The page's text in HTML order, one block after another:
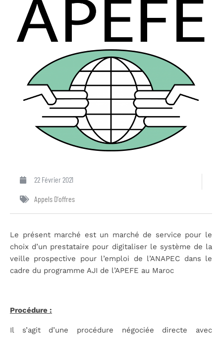
22 Février 2021
Appels D'offres
Le présent marché est un marché de service pour le
choix d’un prestataire pour digitaliser le système de la
veille prospective pour l’emploi de l’ANAPEC dans le
cadre du programme AJI de l’APEFE au Maroc
Procédure :
Il s’agit d’une procédure négociée directe avec